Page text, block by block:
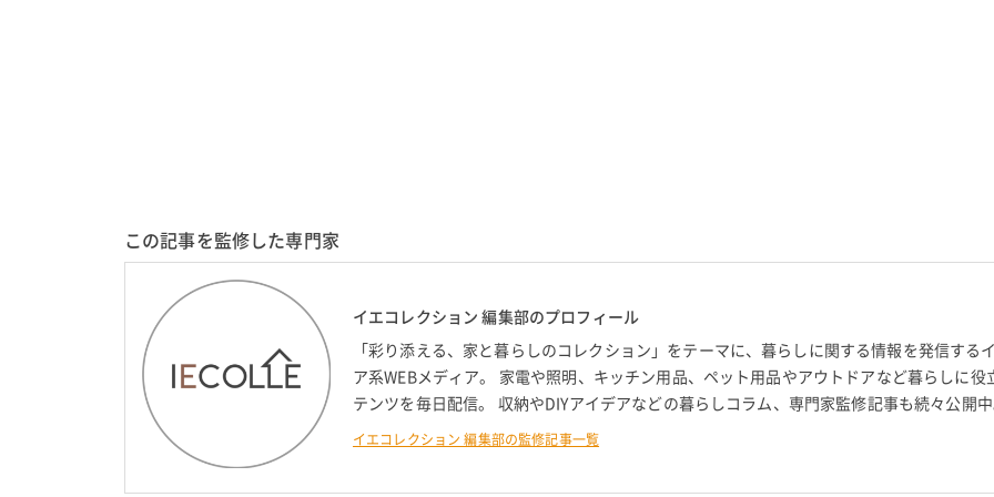
この記事を監修した専門家
イエコレクション 編集部のプロフィール
「彩り添える、家と暮らしのコレクション」をテーマに、暮らしに関する情報を発信する
ア系WEBメディア。 家電や照明、キッチン用品、ペット用品やアウトドアなど暮らしに役
テンツを毎日配信。 収納やDIYアイデアなどの暮らしコラム、専門家監修記事も続々公開中
イエコレクション 編集部の監修記事一覧